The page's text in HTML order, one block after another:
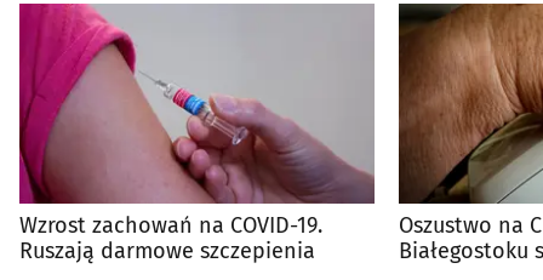
Wzrost zachowań na COVID-19.
Ruszają darmowe szczepienia
Oszustwo na
Białegostoku